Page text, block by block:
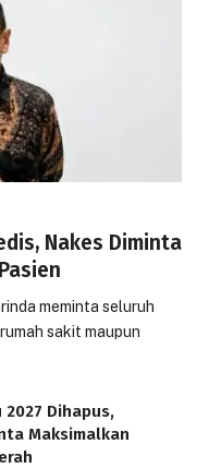
Nakes Diminta
meminta seluruh
sakit maupun
Dihapus,
Maksimalkan